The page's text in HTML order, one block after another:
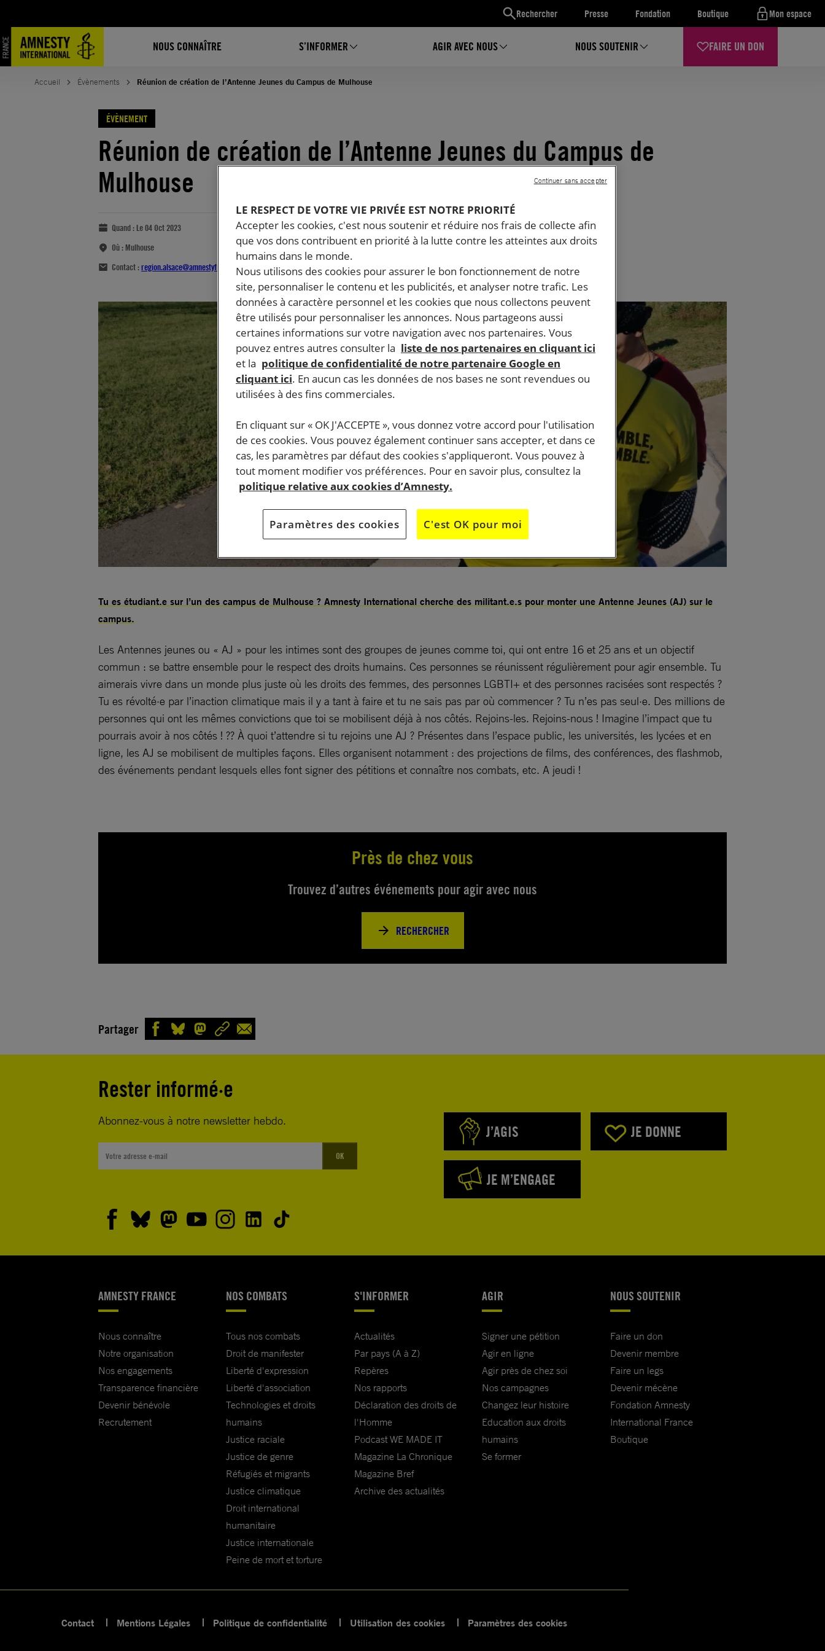
Rechercher Presse Fondation Boutique Mon espace
NOUS CONNAÎTRE S’INFORMER AGIR AVEC NOUS NOUS SOUTENIR FAIRE UN DON
Accueil Évènements Réunion de création de l’Antenne Jeunes du Campus de Mulhouse
ÉVÈNEMENT
Réunion de création de l’Antenne Jeunes du Campus de
Mulhouse
Quand : Le 04 Oct 2023
Où : Mulhouse
Contact :region.alsace@amnestyfrance.fr
Tu es étudiant.e sur l’un des campus de Mulhouse ? Amnesty International cherche des militant.e.s pour monter une Antenne Jeunes (AJ) sur le
campus.
Les Antennes jeunes ou « AJ » pour les intimes sont des groupes de jeunes comme toi, qui ont entre 16 et 25 ans et un objectif
commun : se battre ensemble pour le respect des droits humains. Ces personnes se réunissent régulièrement pour agir ensemble. Tu
aimerais vivre dans un monde plus juste où les droits des femmes, des personnes LGBTI+ et des personnes racisées sont respectés ?
Tu es révolté·e par l’inaction climatique mais il y a tant à faire et tu ne sais pas par où commencer ? Tu n’es pas seul·e. Des millions de
personnes qui ont les mêmes convictions que toi se mobilisent déjà à nos côtés. Rejoins-les. Rejoins-nous ! Imagine l’impact que tu
pourrais avoir à nos côtés ! ?? À quoi t’attendre si tu rejoins une AJ ? Présentes dans l’espace public, les universités, les lycées et en
ligne, les AJ se mobilisent de multiples façons. Elles organisent notamment : des projections de films, des conférences, des flashmob,
des événements pendant lesquels elles font signer des pétitions et connaître nos combats, etc. A jeudi !
Près de chez vous
Trouvez d’autres événements pour agir avec nous
RECHERCHER
Partager
Rester informé·e
Abonnez-vous à notre newsletter hebdo.
OK
J’AGIS JE DONNE
JE M’ENGAGE
AMNESTY FRANCE
Nous connaître
Notre organisation
Nos engagements
Transparence financière
Devenir bénévole
Recrutement
NOS COMBATS
Tous nos combats
Droit de manifester
Liberté d'expression
Liberté d'association
Technologies et droits
humains
Justice raciale
Justice de genre
Réfugiés et migrants
Justice climatique
Droit international
humanitaire
Justice internationale
Peine de mort et torture
S'INFORMER
Actualités
Par pays (A à Z)
Repères
Nos rapports
Déclaration des droits de
l'Homme
Podcast WE MADE IT
Magazine La Chronique
Magazine Bref
Archive des actualités
AGIR
Signer une pétition
Agir en ligne
Agir près de chez soi
Nos campagnes
Changez leur histoire
Education aux droits
humains
Se former
NOUS SOUTENIR
Faire un don
Devenir membre
Faire un legs
Devenir mécène
Fondation Amnesty
International France
Boutique
Contact Mentions Légales Politique de confidentialité Utilisation des cookies Paramètres des cookies
LE RESPECT DE VOTRE VIE PRIVÉE EST NOTRE PRIORITÉ
Accepter les cookies, c'est nous soutenir et réduire nos frais de collecte afin
que vos dons contribuent en priorité à la lutte contre les atteintes aux droits
humains dans le monde.
Nous utilisons des cookies pour assurer le bon fonctionnement de notre
site, personnaliser le contenu et les publicités, et analyser notre trafic. Les
données à caractère personnel et les cookies que nous collectons peuvent
être utilisés pour personnaliser les annonces. Nous partageons aussi
certaines informations sur votre navigation avec nos partenaires. Vous
pouvez entres autres consulter la liste de nos partenaires en cliquant ici
et la politique de confidentialité de notre partenaire Google en
cliquant ici. En aucun cas les données de nos bases ne sont revendues ou
utilisées à des fins commerciales.
En cliquant sur « OK J'ACCEPTE », vous donnez votre accord pour l'utilisation
de ces cookies. Vous pouvez également continuer sans accepter, et dans ce
cas, les paramètres par défaut des cookies s'appliqueront. Vous pouvez à
tout moment modifier vos préférences. Pour en savoir plus, consultez la
politique relative aux cookies d’Amnesty.
Paramètres des cookies C'est OK pour moi
Continuer sans accepter